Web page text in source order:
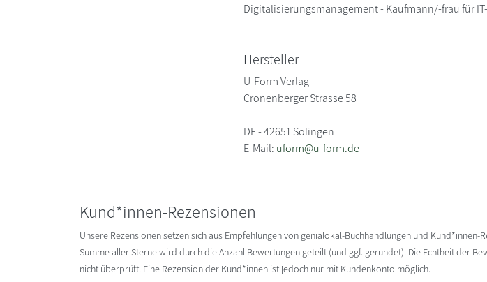
Digitalisierungsmanagement - Kaufmann/-frau für
Hersteller
U-Form Verlag
Cronenberger Strasse 58
DE - 42651 Solingen
E-Mail: uform@u-form.de
Kund*innen-Rezensionen
Unsere Rezensionen setzen sich aus Empfehlungen von genialokal-Buchhandlungen und Kund*innen-
Summe aller Sterne wird durch die Anzahl Bewertungen geteilt (und ggf. gerundet). Die Echtheit der
nicht überprüft. Eine Rezension der Kund*innen ist jedoch nur mit Kundenkonto möglich.